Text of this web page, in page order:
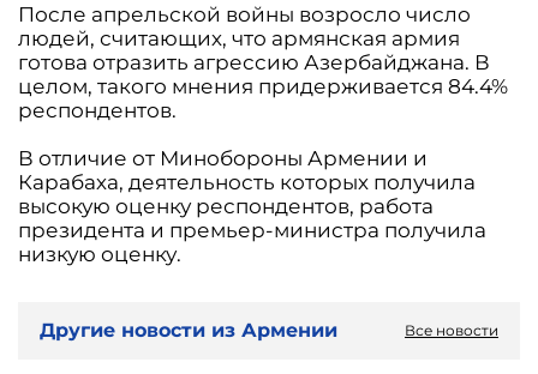
После апрельской войны возросло число
людей, считающих, что армянская армия
готова отразить агрессию Азербайджана. В
целом, такого мнения придерживается 84.4%
респондентов.
В отличие от Минобороны Армении и
Карабаха, деятельность которых получила
высокую оценку респондентов, работа
президента и премьер-министра получила
низкую оценку.
Другие новости из Армении Все новости